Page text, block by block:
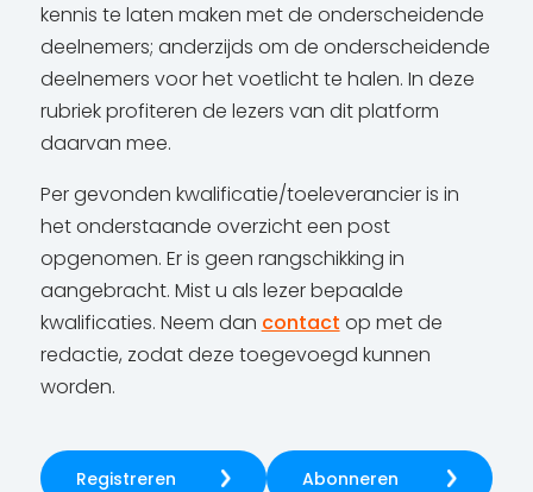
kennis te laten maken met de onderscheidende
deelnemers; anderzijds om de onderscheidende
deelnemers voor het voetlicht te halen. In deze
rubriek profiteren de lezers van dit platform
daarvan mee.
Per gevonden kwalificatie/toeleverancier is in
het onderstaande overzicht een post
opgenomen. Er is geen rangschikking in
aangebracht. Mist u als lezer bepaalde
kwalificaties. Neem dan contact op met de
redactie, zodat deze toegevoegd kunnen
worden.
Registreren Abonneren